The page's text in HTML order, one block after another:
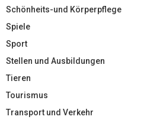
Schönheits-und Körperpflege
Spiele
Sport
Stellen und Ausbildungen
Tieren
Tourismus
Transport und Verkehr